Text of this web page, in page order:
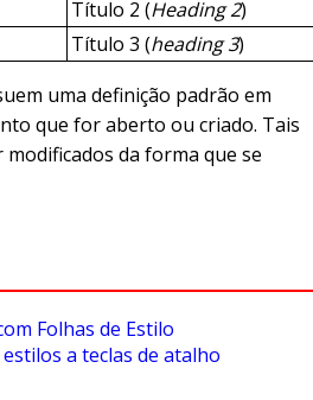
Título 2 (Heading 2)
Título 3 (heading 3)
uma definição padrão em
que for aberto ou criado. Tais
da forma que se
Folhas de Estilo
a teclas de atalho